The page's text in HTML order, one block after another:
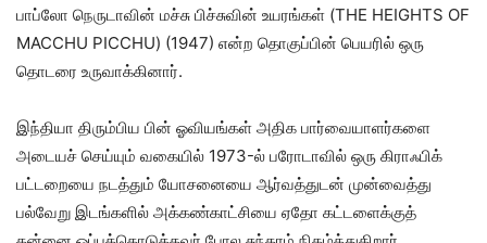
பாப்லோ நெருடாவின் மச்சு பிச்சுவின் உயரங்கள் (THE HEIGHTS OF
MACCHU PICCHU) (1947) என்ற தொகுப்பின் பெயரில் ஒரு
தொடரை உருவாக்கினார்.
இந்தியா திரும்பிய பின் ஓவியங்கள் அதிக பார்வையாளர்களை
அடையச் செய்யும் வகையில் 1973-ல் பரோடாவில் ஒரு கிராஃபிக்
பட்டறையை நடத்தும் யோசனையை ஆர்வத்துடன் முன்வைத்து
பல்வேறு இடங்களில் அக்கண்காட்சியை ஏதோ கட்டளைக்குத்